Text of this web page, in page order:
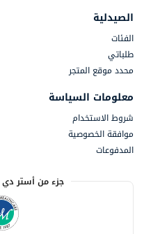
الصيدلية
الفئات
طلباتي
محدد موقع المتجر
معلومات السياسة
شروط الاستخدام
موافقة الخصوصية
المدفوعات
جزء من أستر دي